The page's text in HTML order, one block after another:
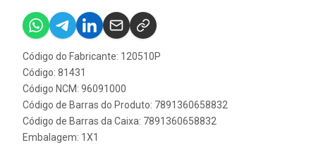
Código do Fabricante: 120510P
Código: 81431
Código NCM: 96091000
Código de Barras do Produto: 7891360658832
Código de Barras da Caixa: 7891360658832
Embalagem: 1X1